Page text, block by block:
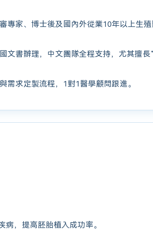
專家、博士後及國內外從業10年以上生
文書辦理，中文團隊全程支持，尤其擅
需求定製流程，1對1醫學顧問跟進。
病，提高胚胎植入成功率。